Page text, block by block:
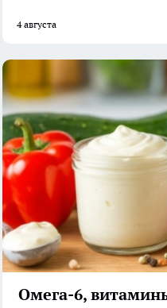
4 августа
Омега-6,